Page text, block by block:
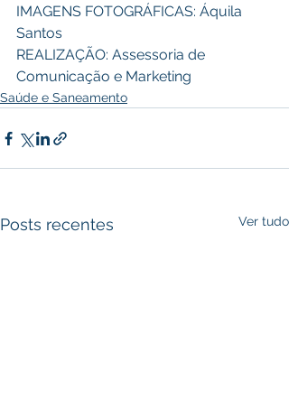
IMAGENS FOTOGRÁFICAS: Áquila
Santos
REALIZAÇÃO: Assessoria de
Comunicação e Marketing
Saúde e Saneamento
Posts recentes Ver tudo